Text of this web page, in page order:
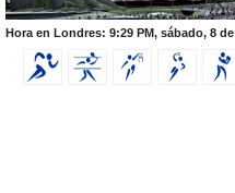
Hora en Londres: 9:29 PM, sábado, 8